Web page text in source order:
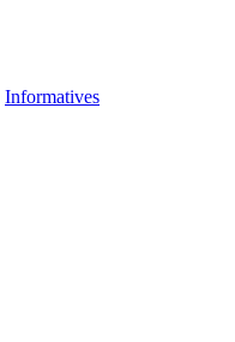
Informatives